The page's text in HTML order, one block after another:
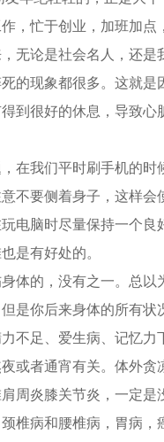
，忙于创业，加班加点
无论是社会名人，还是
的现象都很多。这就是
到很好的休息，导致心
在我们平时刷手机的时
不要侧着身子，这样会
电脑时尽量保持一个良
是有好处的。
体的，没有之一。总以
是你后来身体的所有状
不足、爱生病、记忆力
或者通宵有关。体外贪
周炎膝关节炎，一定是
椎病和腰椎病，胃病，